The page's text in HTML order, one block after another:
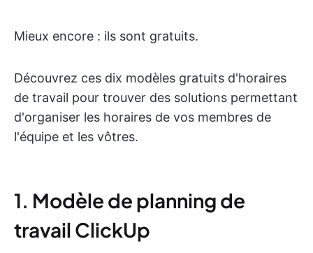
Mieux encore : ils sont gratuits.
Découvrez ces dix modèles gratuits d'horaires
de travail pour trouver des solutions permettant
d'organiser les horaires de vos membres de
l'équipe et les vôtres.
1. Modèle de planning de
travail ClickUp